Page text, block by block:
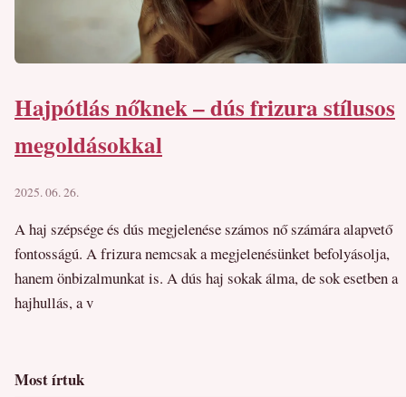
Hajpótlás nőknek – dús frizura stílusos
megoldásokkal
2025. 06. 26.
A haj szépsége és dús megjelenése számos nő számára alapvető
fontosságú. A frizura nemcsak a megjelenésünket befolyásolja,
hanem önbizalmunkat is. A dús haj sokak álma, de sok esetben a
hajhullás, a v
Most írtuk